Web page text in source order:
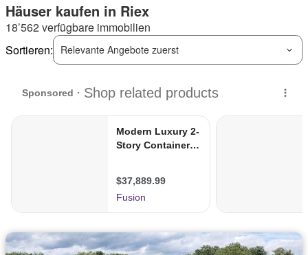
Häuser kaufen in Riex
18’562 verfügbare immobilien
Sortieren:
Relevante Angebote zuerst